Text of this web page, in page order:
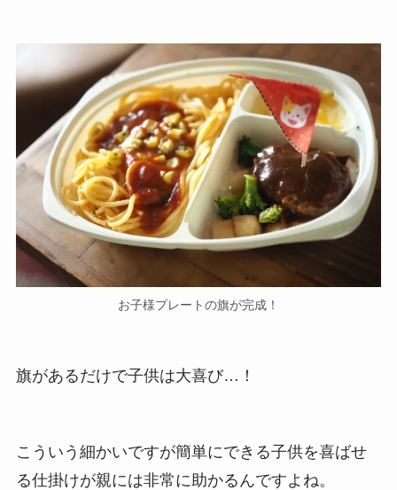
お子様プレートの旗が完成！
旗があるだけで子供は大喜び…！
こういう細かいですが簡単にできる子供を喜ばせ
る仕掛けが親には非常に助かるんですよね。